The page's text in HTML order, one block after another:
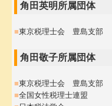
角田英明所属団体
■東京税理士会 豊島支部
角田敬子所属団体
■東京税理士会 豊島支部
■全国女性税理士連盟